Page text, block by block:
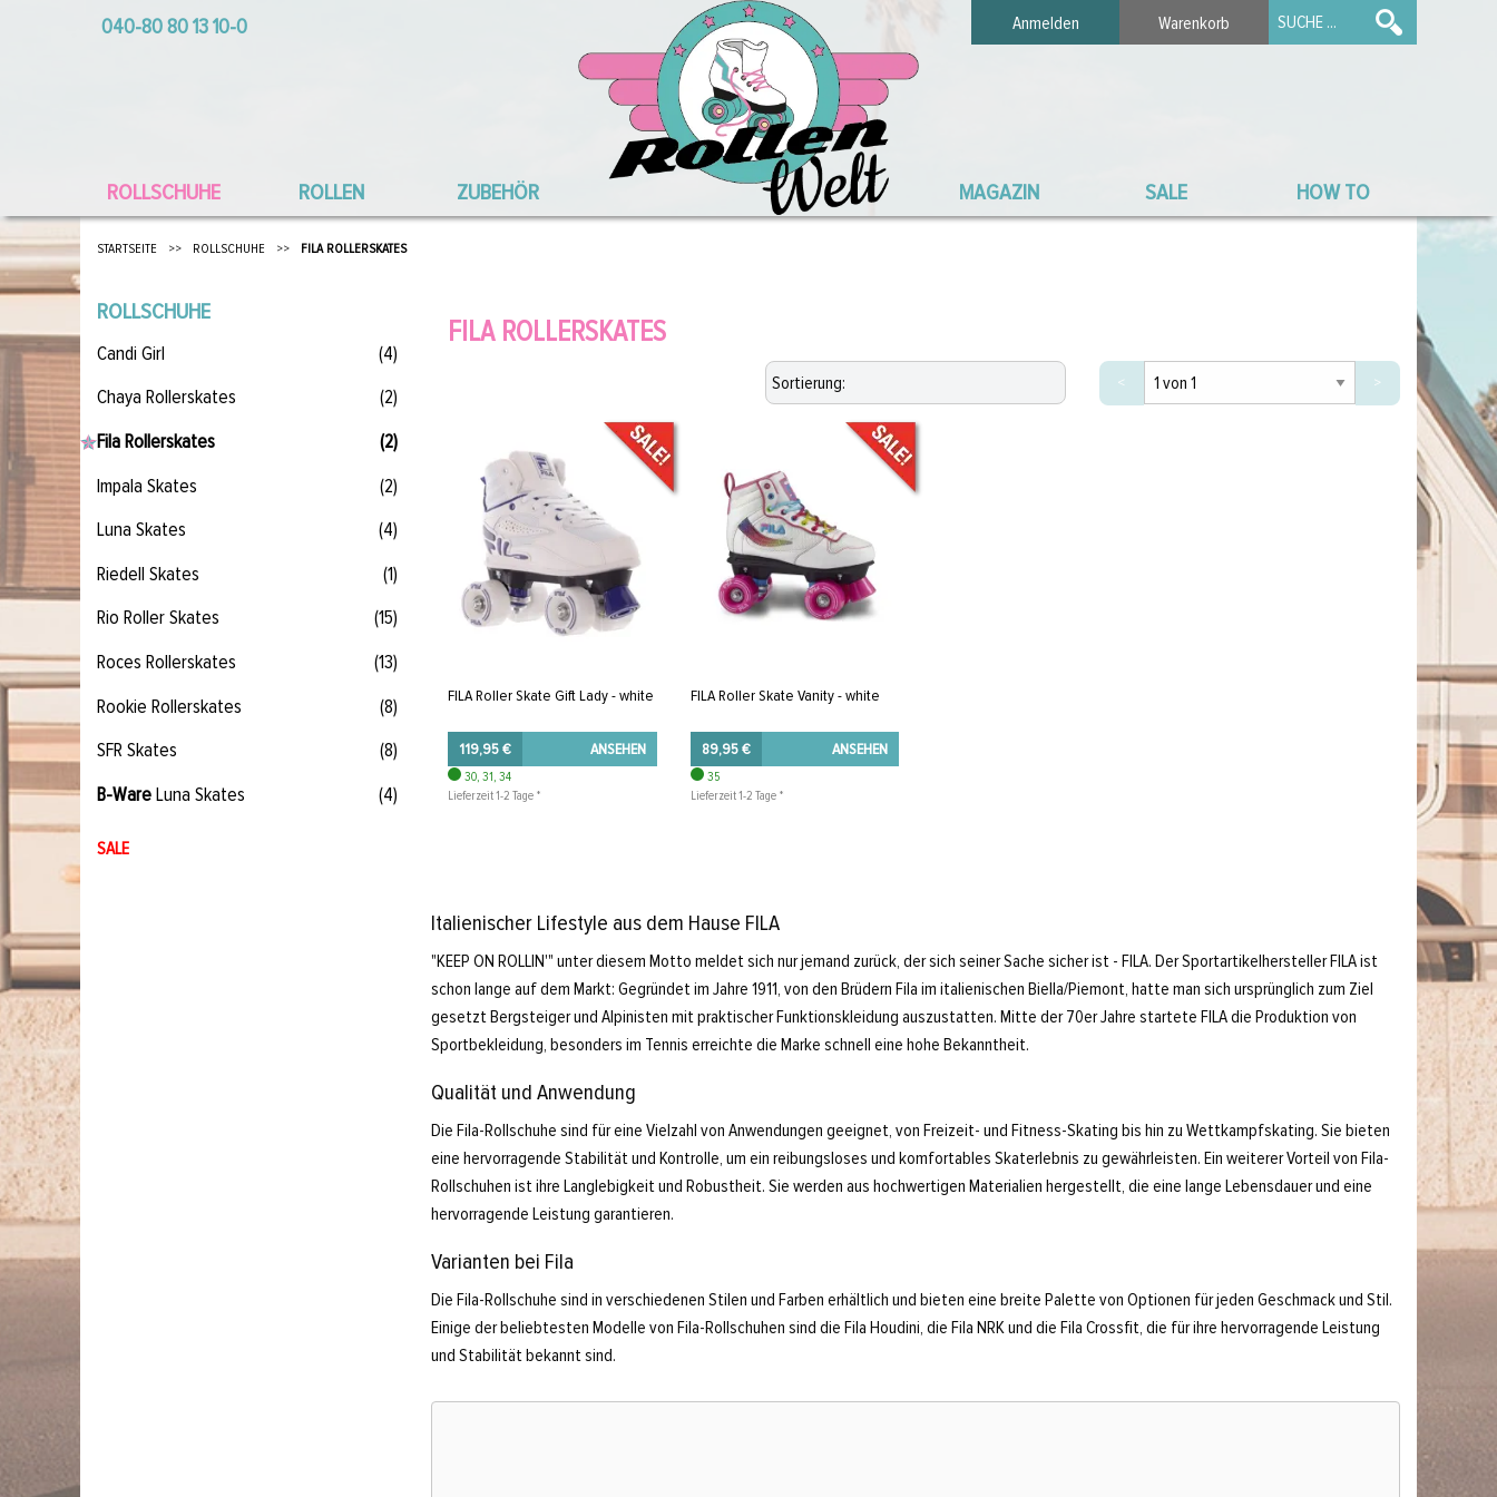
040-80 80 13 10-0 Anmelden Warenkorb
ROLLSCHUHE ROLLEN ZUBEHÖR MAGAZIN SALE HOW TO
STARTSEITE >> ROLLSCHUHE >> FILA ROLLERSKATES
ROLLSCHUHE
Candi Girl
(4)
Chaya Rollerskates
(2)
Fila Rollerskates
(2)
Impala Skates
(2)
Luna Skates
(4)
Riedell Skates
(1)
Rio Roller Skates
(15)
Roces Rollerskates
(13)
Rookie Rollerskates
(8)
SFR Skates
(8)
B-WareLuna Skates (4)
SALE
FILA ROLLERSKATES
< >
FILA Roller Skate Gift Lady - white
119,95 € ANSEHEN
30, 31, 34
Lieferzeit 1-2 Tage *
FILA Roller Skate Vanity - white
89,95 € ANSEHEN
35
Lieferzeit 1-2 Tage *
Italienischer Lifestyle aus dem Hause FILA
"KEEP ON ROLLIN'" unter diesem Motto meldet sich nur jemand zurück, der sich seiner Sache sicher ist - FILA. Der Sportartikelhersteller FILA ist
schon lange auf dem Markt: Gegründet im Jahre 1911, von den Brüdern Fila im italienischen Biella/Piemont, hatte man sich ursprünglich zum Ziel
gesetzt Bergsteiger und Alpinisten mit praktischer Funktionskleidung auszustatten. Mitte der 70er Jahre startete FILA die Produktion von
Sportbekleidung, besonders im Tennis erreichte die Marke schnell eine hohe Bekanntheit.
Qualität und Anwendung
Die Fila-Rollschuhe sind für eine Vielzahl von Anwendungen geeignet, von Freizeit- und Fitness-Skating bis hin zu Wettkampfskating. Sie bieten
eine hervorragende Stabilität und Kontrolle, um ein reibungsloses und komfortables Skaterlebnis zu gewährleisten. Ein weiterer Vorteil von Fila-
Rollschuhen ist ihre Langlebigkeit und Robustheit. Sie werden aus hochwertigen Materialien hergestellt, die eine lange Lebensdauer und eine
hervorragende Leistung garantieren.
Varianten bei Fila
Die Fila-Rollschuhe sind in verschiedenen Stilen und Farben erhältlich und bieten eine breite Palette von Optionen für jeden Geschmack und Stil.
Einige der beliebtesten Modelle von Fila-Rollschuhen sind die Fila Houdini, die Fila NRK und die Fila Crossfit, die für ihre hervorragende Leistung
und Stabilität bekannt sind.